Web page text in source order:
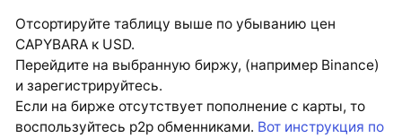
Отсортируйте таблицу выше по убыванию цен
CAPYBARA к USD.
Перейдите на выбранную биржу, (например Binance)
и зарегистрируйтесь.
Если на бирже отсутствует пополнение с карты, то
воспользуйтесь p2p обменниками. Вот инструкция по